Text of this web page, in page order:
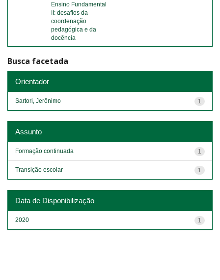
Ensino Fundamental
II: desafios da
coordenação
pedagógica e da
docência
Busca facetada
Orientador
1
Sartori, Jerônimo
Assunto
1
Formação continuada
1
Transição escolar
Data de Disponibilização
1
2020